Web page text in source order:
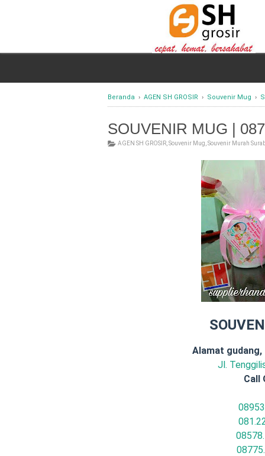
Beranda › AGEN SH GROSIR › Souvenir Mug ›
SOUVENIR MUG |
AGEN SH GROSIR Souvenir Mug Souvenir Murah
Alamat
Jl.
Call